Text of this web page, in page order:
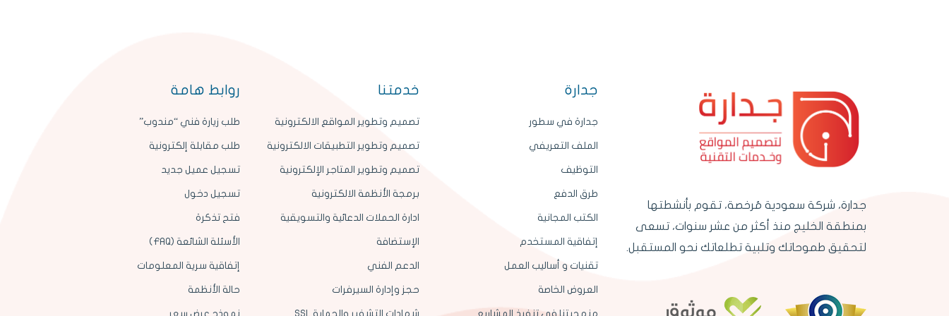
جدارة، شركة سعودية مُرخصة، تقوم بأنشطتها
بمنطقة الخليج منذ أكثر من عشر سنوات، تسعى
لتحقيق طموحاتك وتلبية تطلعاتك نحو المستقبل.
جدارة
جدارة في سطور
الملف التعريفي
التوظيف
طرق الدفع
الكتب المجانية
إتفاقية المستخدم
تقنيات و أساليب العمل
العروض الخاصة
منهجيتنا في تنفيذ المشاريع
خدمتنا
تصميم وتطوير المواقع الالكترونية
تصميم وتطوير التطبيقات الالكترونية
تصميم وتطوير المتاجر الإلكترونية
برمجة الأنظمة الالكترونية
ادارة الحملات الدعائية والتسويقية
الإستضافة
الدعم الفني
حجز وإدارة السيرفرات
شهادات التشفير والحماية SSL
روابط هامة
طلب زيارة فني “مندوب”
طلب مقابلة إلكترونية
تسجيل عميل جديد
تسجيل دخول
فتح تذكرة
الأسئلة الشائعة (FAQ)
إتفاقية سرية المعلومات
حالة الأنظمة
نموذج عرض سعر